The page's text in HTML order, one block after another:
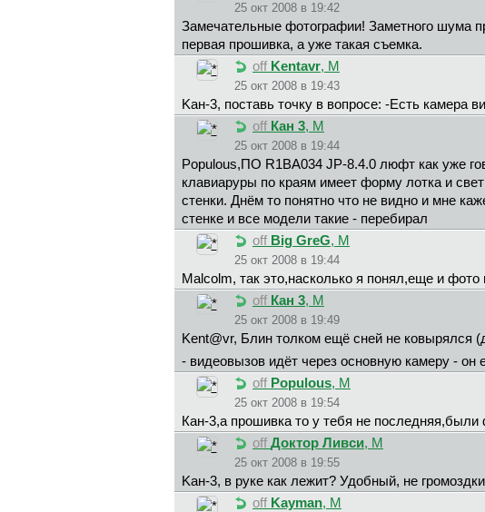
25 окт 2008 в 19:42
Замечательные фотографии! Заметного шума
первая прошивка, а уже такая съемка.
off Kentavr, М
25 окт 2008 в 19:43
Kaн-3, поставь точку в вопросе: -Есть камера
off Кан 3, М
25 окт 2008 в 19:44
Populous,ПО R1BA034 JP-8.4.0 люфт как уже
клавиаруры по краям имеет форму лотка и
стенки. Днём то понятно что не видно и мне
стенке и все модели такие - перебирал
off Big GreG, М
25 окт 2008 в 19:44
Malcolm, так это,насколько я понял,еще и
off Кан 3, М
25 окт 2008 в 19:49
Kent@vr, Блин толком ещё сней не ковырялся
- видеовызов идёт через основную камеру - он
off Populous, М
25 окт 2008 в 19:54
Кан-3,а прошивка то у тебя не
off Доктор Ливси, М
25 окт 2008 в 19:55
Kaн-3, в руке как лежит? Удобный, не
off Kayman, М